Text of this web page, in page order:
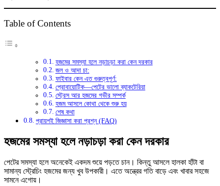
Table of Contents
হজমের সমস্যা হলে নড়াচড়া করা কেন দরকার
জল ও আদা চা:
ফাইবার কেন এত গুরুত্বপূর্ণ:
প্রোবায়োটিক—পেটের ভালো ব্যাকটেরিয়া
স্ট্রেস আর হজমের গভীর সম্পর্ক
হজম আসলে কোথা থেকে শুরু হয়
শেষ কথা
প্রায়শই জিজ্ঞাসা করা প্রশ্ন (FAQ)
হজমের সমস্যা হলে নড়াচড়া করা কেন দরকার
পেটের সমস্যা হলে অনেকেই একদম শুয়ে পড়তে চান। কিন্তু আসলে হালকা হাঁটা বা
সামান্য স্ট্রেচিং হজমের জন্য খুব উপকারী। এতে অন্ত্রের গতি বাড়ে এবং খাবার সহজে
সামনে এগোয়।